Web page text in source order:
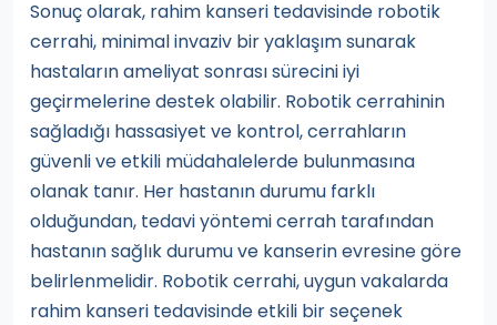
Sonuç olarak, rahim kanseri tedavisinde robotik
cerrahi, minimal invaziv bir yaklaşım sunarak
hastaların ameliyat sonrası sürecini iyi
geçirmelerine destek olabilir. Robotik cerrahinin
sağladığı hassasiyet ve kontrol, cerrahların
güvenli ve etkili müdahalelerde bulunmasına
olanak tanır. Her hastanın durumu farklı
olduğundan, tedavi yöntemi cerrah tarafından
hastanın sağlık durumu ve kanserin evresine göre
belirlenmelidir. Robotik cerrahi, uygun vakalarda
rahim kanseri tedavisinde etkili bir seçenek